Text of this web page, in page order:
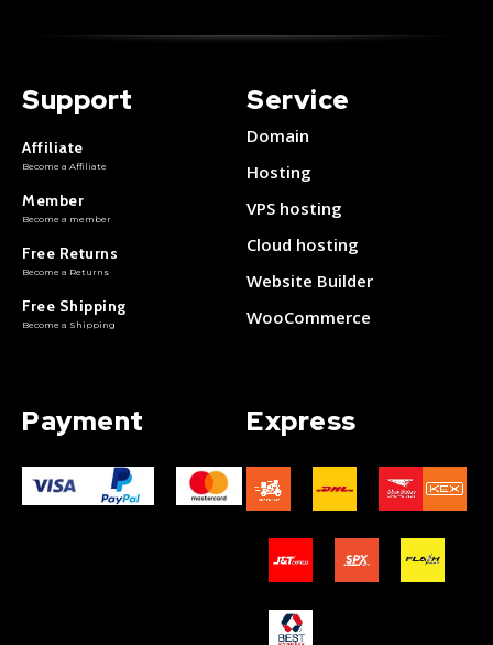
I Want To Sign Up
I Want To Sign Up
Support
Affiliate
Become a Affiliate
Member
Become a member
Free Returns
Become a Returns
Free Shipping
Become a Shipping
Service
Domain
Hosting
VPS hosting
Cloud hosting
Website Builder
WooCommerce
Payment Express